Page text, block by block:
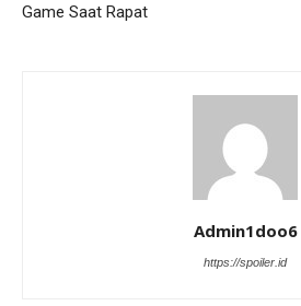
Game Saat Rapat
Admin1doo6
https://spoiler.id